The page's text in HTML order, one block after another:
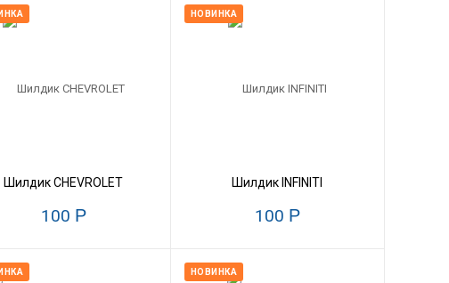
Шилдик CHEVROLET
100 Р
НОВИНКА
Шилдик INFINITI
100 Р
НОВИНКА